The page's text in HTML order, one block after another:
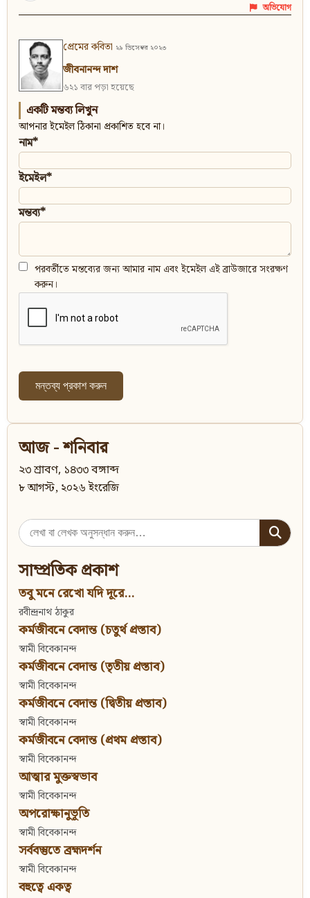
অভিযোগ
প্রেমের কবিতা ২৯ ডিসেম্বর ২০২৩
জীবনানন্দ দাশ
৬২১ বার পড়া হয়েছে
একটি মন্তব্য লিখুন
আপনার ইমেইল ঠিকানা প্রকাশিত হবে না।
নাম*
ইমেইল*
মন্তব্য*
পরবর্তীতে মন্তব্যের জন্য আমার নাম এবং ইমেইল এই ব্রাউজারে সংরক্ষণ
করুন।
আজ - শনিবার
২৩ শ্রাবণ, ১৪৩৩ বঙ্গাব্দ
৮ আগস্ট, ২০২৬ ইংরেজি
Search
for:
সাম্প্রতিক প্রকাশ
তবু মনে রেখো যদি দূরে...
রবীন্দ্রনাথ ঠাকুর
কর্মজীবনে বেদান্ত (চতুর্থ প্রস্তাব)
স্বামী বিবেকানন্দ
কর্মজীবনে বেদান্ত (তৃতীয় প্রস্তাব)
স্বামী বিবেকানন্দ
কর্মজীবনে বেদান্ত (দ্বিতীয় প্রস্তাব)
স্বামী বিবেকানন্দ
কর্মজীবনে বেদান্ত (প্রথম প্রস্তাব)
স্বামী বিবেকানন্দ
আত্মার মুক্তস্বভাব
স্বামী বিবেকানন্দ
অপরোক্ষানুভূতি
স্বামী বিবেকানন্দ
সর্ববস্তুতে ব্রহ্মদর্শন
স্বামী বিবেকানন্দ
বহুত্বে একত্ব